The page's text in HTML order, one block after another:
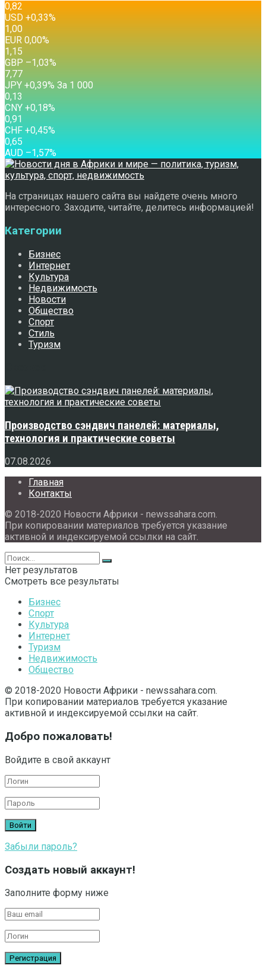
0,82
USD +0,33%
1,00
EUR 0,00%
1,15
GBP –1,03%
7,77
JPY +0,39% За 1 000
0,13
CNY +0,18%
0,91
CHF +0,45%
0,65
AUD –1,57%
На страницах нашего сайта вы найдете очень много
интересного. Заходите, читайте, делитесь информацией!
Категории
Бизнес
Интернет
Культура
Недвижимость
Новости
Общество
Спорт
Стиль
Туризм
Производство сэндвич панелей: материалы,
технология и практические советы
07.08.2026
Главная
Контакты
© 2018-2020 Новости Африки - newssahara.com.
При копировании материалов требуется указание
активной и индексируемой ссылки на сайт.
Нет результатов
Смотреть все результаты
Бизнес
Спорт
Культура
Интернет
Туризм
Недвижимость
Общество
© 2018-2020 Новости Африки - newssahara.com.
При копировании материалов требуется указание
активной и индексируемой ссылки на сайт.
Добро пожаловать!
Войдите в свой аккаунт
Забыли пароль?
Создать новый аккаунт!
Заполните форму ниже